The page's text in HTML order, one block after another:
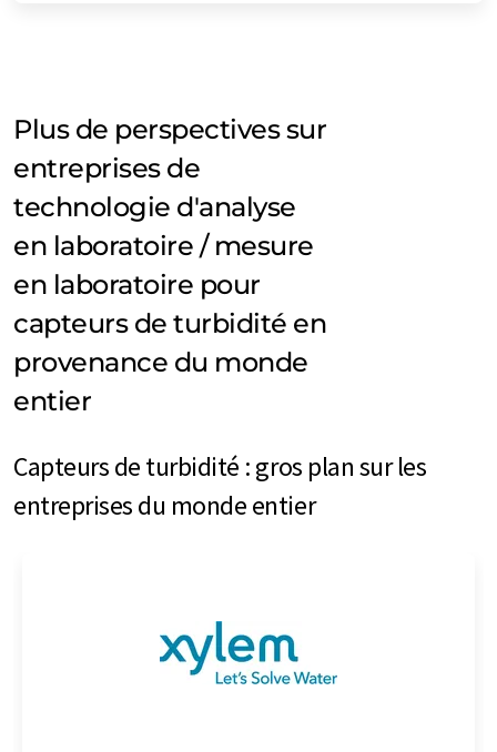
Plus de perspectives sur
entreprises de
technologie d'analyse
en laboratoire / mesure
en laboratoire pour
capteurs de turbidité en
provenance du monde
entier
Capteurs de turbidité : gros plan sur les
entreprises du monde entier